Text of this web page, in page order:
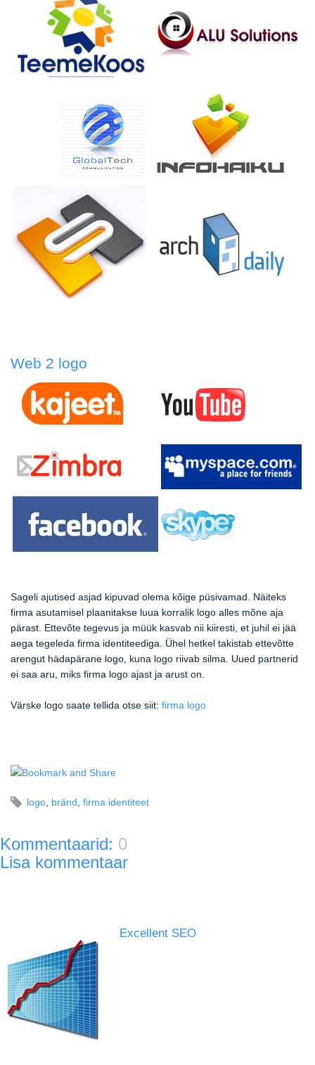
Web 2 logo
Sageli ajutised asjad kipuvad olema kõige püsivamad. Näiteks
firma asutamisel plaanitakse luua korralik logo alles mõne aja
pärast. Ettevõte tegevus ja müük kasvab nii kiiresti, et juhil ei jää
aega tegeleda firma identiteediga. Ühel hetkel takistab ettevõtte
arengut hädapärane logo, kuna logo riivab silma. Uued partnerid
ei saa aru, miks firma logo ajast ja arust on.
Värske logo saate tellida otse siit: firma logo
logo bränd firma identiteet
Kommentaarid: 0
Lisa kommentaar
Excellent SEO